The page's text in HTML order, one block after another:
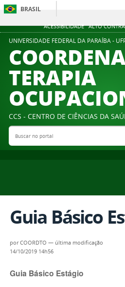
ACESSIBILIDADE ALTO
BRASIL
UNIVERSIDADE FEDERAL DA PARAÍBA -
TERAPIA
CCS - CENTRO DE CIÊNCIAS DA
Buscar no portal
Guia Básico
porCOORDTO — última modificação
14/10/2019 14h56
Guia Básico Estágio